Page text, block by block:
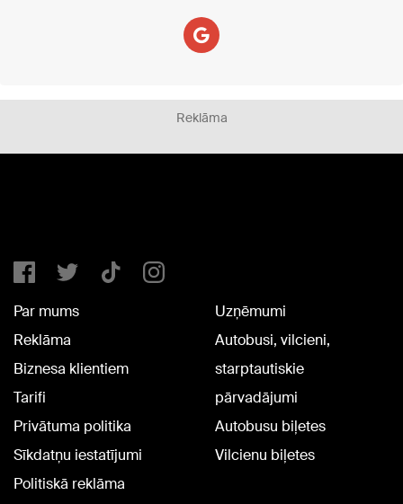
Reklāma
Par mums
Reklāma
Biznesa klientiem
Tarifi
Privātuma politika
Sīkdatņu iestatījumi
Politiskā reklāma
Uzņēmumi
Autobusi, vilcieni,
starptautiskie
pārvadājumi
Autobusu biļetes
Vilcienu biļetes